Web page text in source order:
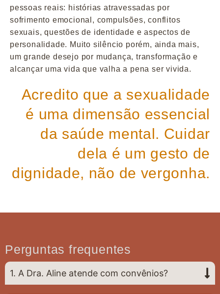
pessoas reais: histórias atravessadas por
sofrimento emocional, compulsões, conflitos
sexuais, questões de identidade e aspectos de
personalidade. Muito silêncio porém, ainda mais,
um grande desejo por mudança, transformação e
alcançar uma vida que valha a pena ser vivida.
Acredito que a sexualidade
é uma dimensão essencial
da saúde mental. Cuidar
dela é um gesto de
dignidade, não de vergonha.
Perguntas frequentes
1. A Dra. Aline atende com convênios?